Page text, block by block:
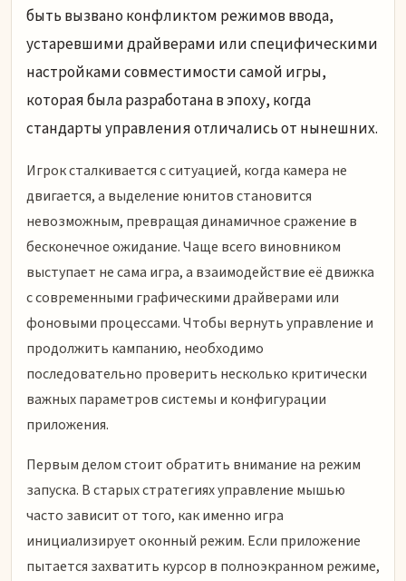
быть вызвано конфликтом режимов ввода,
устаревшими драйверами или специфическими
настройками совместимости самой игры,
которая была разработана в эпоху, когда
стандарты управления отличались от нынешних.
Игрок сталкивается с ситуацией, когда камера не
двигается, а выделение юнитов становится
невозможным, превращая динамичное сражение в
бесконечное ожидание. Чаще всего виновником
выступает не сама игра, а взаимодействие её движка
с современными графическими драйверами или
фоновыми процессами. Чтобы вернуть управление и
продолжить кампанию, необходимо
последовательно проверить несколько критически
важных параметров системы и конфигурации
приложения.
Первым делом стоит обратить внимание на режим
запуска. В старых стратегиях управление мышью
часто зависит от того, как именно игра
инициализирует оконный режим. Если приложение
пытается захватить курсор в полноэкранном режиме,